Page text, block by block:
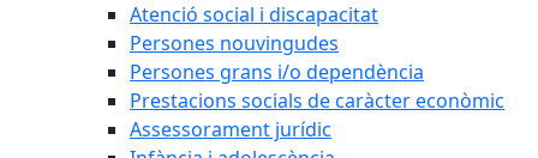
Atenció social i discapacitat
Persones nouvingudes
Persones grans i/o dependència
Prestacions socials de caràcter econòmic
Assessorament jurídic